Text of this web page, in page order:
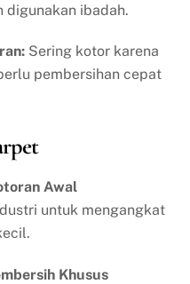
digunakan ibadah.
Sering kotor karena
pembersihan cepat
Awal
untuk mengangkat
Khusus